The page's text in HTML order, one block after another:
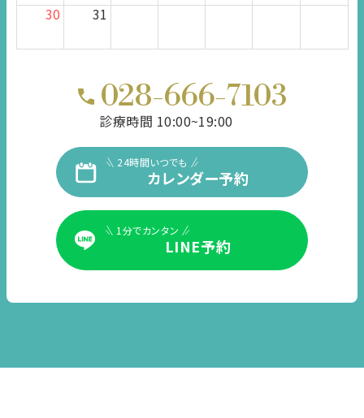
30 31
028-666-7103
診療時間 10:00~19:00
24時間いつでも
カレンダー予約
1分でカンタン
LINE予約